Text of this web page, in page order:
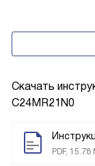
Скачать
C24MR21N0
PDF, 15.78